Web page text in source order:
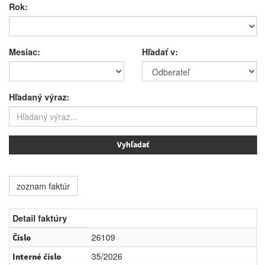
Rok:
Mesiac: Hľadať v:
Hľadaný výraz:
zoznam faktúr
Detail faktúry
Číslo 26109
Interné číslo 35/2026